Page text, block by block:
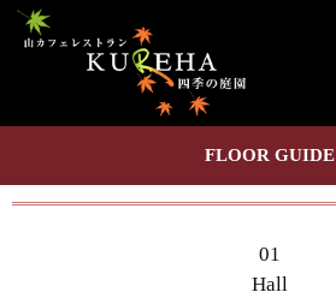
FLOOR GUIDE
01
Hall